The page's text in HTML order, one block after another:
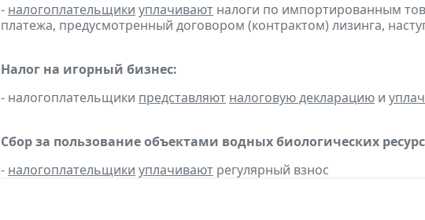
- налогоплательщики уплачивают налоги по импортированным
платежа, предусмотренный договором (контрактом) лизинга,
Налог на игорный бизнес:
- налогоплательщики представляют налоговую декларацию и
Сбор за пользование объектами водных биологических
- налогоплательщики уплачивают регулярный взнос